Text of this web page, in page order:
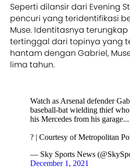
Seperti dilansir dari Evening
pencuri yang teridentifikasi
Muse. Identitasnya terungkap
tertinggal dari topinya yang
hantam dengan Gabriel,
lima tahun.
Watch as Arsenal defender
baseball-bat wielding thief who
his Mercedes from his garage...
? | Courtesy of Metropolitan
— Sky Sports News
December 1, 2021